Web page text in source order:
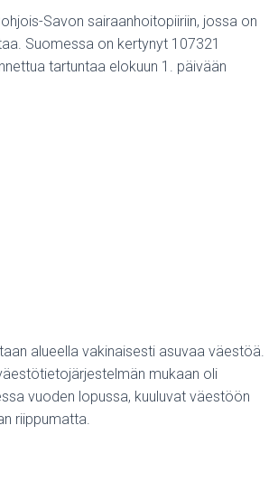
Savon sairaanhoitopiiriin, jossa on
Suomessa on kertynyt 107321
tartuntaa elokuun 1. päivään
alueella vakinaisesti asuvaa väestöä.
mukaan oli
vuoden lopussa, kuuluvat väestöön
riippumatta.